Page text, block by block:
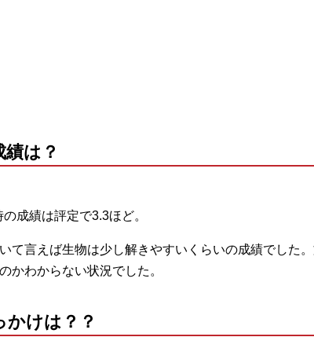
は？
成績は評定で3.3ほど。
て言えば生物は少し解きやすいくらいの成績でした。
かわからない状況でした。
かけは？？